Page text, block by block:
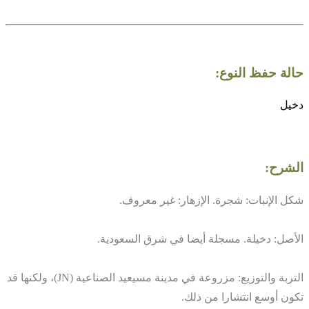
حالة حفظ النوع:
دخيل
الشرح:
شكل الإنبات: شجرة. الإزهار: غير معروف.
الأصل: دخيلة. مسجلة أيضا في شرق السعودية.
التربة والتوزيع: مزروعة في مدينة مسيعيد الصناعية (JN)، ولكنها قد
تكون أوسع انتشارا من ذلك.